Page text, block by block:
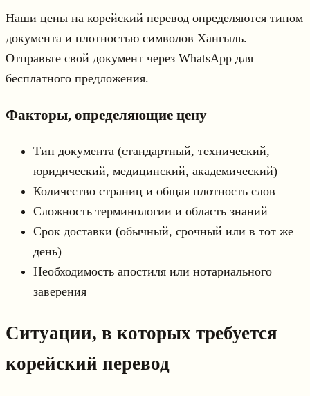
Наши цены на корейский перевод определяются типом
документа и плотностью символов Хангыль.
Отправьте свой документ через WhatsApp для
бесплатного предложения.
Факторы, определяющие цену
Тип документа (стандартный, технический,
юридический, медицинский, академический)
Количество страниц и общая плотность слов
Сложность терминологии и область знаний
Срок доставки (обычный, срочный или в тот же
день)
Необходимость апостиля или нотариального
заверения
Ситуации, в которых требуется
корейский перевод